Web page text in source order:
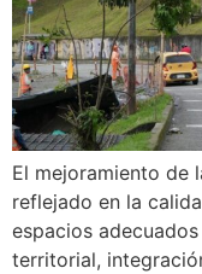
El mejoramiento de
reflejado en la
espacios
territorial,